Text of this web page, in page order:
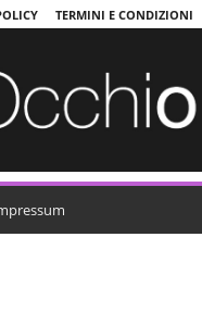
TERMINI E CONDIZIONI